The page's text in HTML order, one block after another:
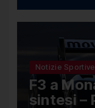
Notizie Sportive
F3 a
sintesi –